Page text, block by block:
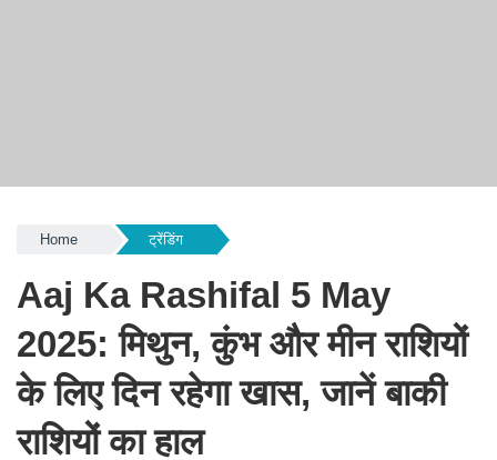
Home ट्रेंडिंग
Aaj Ka Rashifal 5 May
2025: मिथुन, कुंभ और मीन राशियों
के लिए दिन रहेगा खास, जानें बाकी
राशियों का हाल